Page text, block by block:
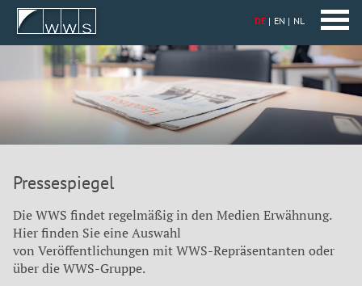
DE EN NL
Pressespiegel
Die WWS findet regelmäßig in den Medien Erwähnung.
Hier finden Sie eine Auswahl
von Veröffentlichungen mit WWS-Repräsentanten oder
über die WWS-Gruppe.